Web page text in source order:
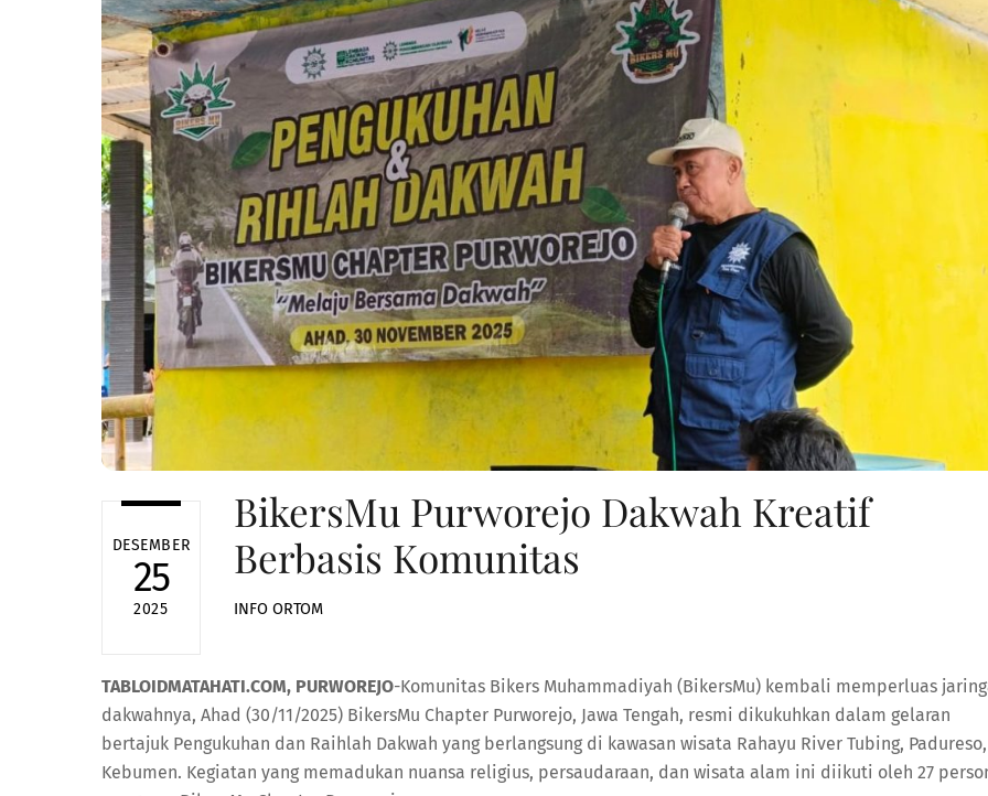
DESEMBER
25
2025
BikersMu Purworejo Dakwah Kreatif
Berbasis Komunitas
INFO ORTOM
TABLOIDMATAHATI.COM, PURWOREJO-Komunitas Bikers Muhammadiyah (BikersMu) kembali memperluas
dakwahnya, Ahad (30/11/2025) BikersMu Chapter Purworejo, Jawa Tengah, resmi dikukuhkan dalam gelaran
bertajuk Pengukuhan dan Raihlah Dakwah yang berlangsung di kawasan wisata Rahayu River Tubing, Padureso,
Kebumen. Kegiatan yang memadukan nuansa religius, persaudaraan, dan wisata alam ini diikuti oleh 27